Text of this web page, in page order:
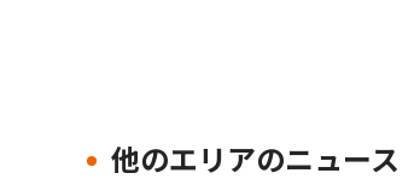
他のエリアのニュース